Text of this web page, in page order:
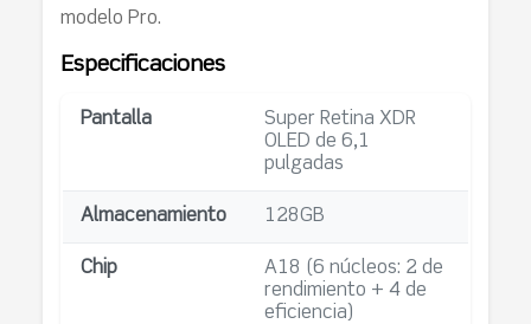
modelo Pro.
Especificaciones
Pantalla
Super Retina XDR
OLED de 6,1
pulgadas
Almacenamiento 128GB
Chip
A18 (6 núcleos: 2 de
rendimiento + 4 de
eficiencia)